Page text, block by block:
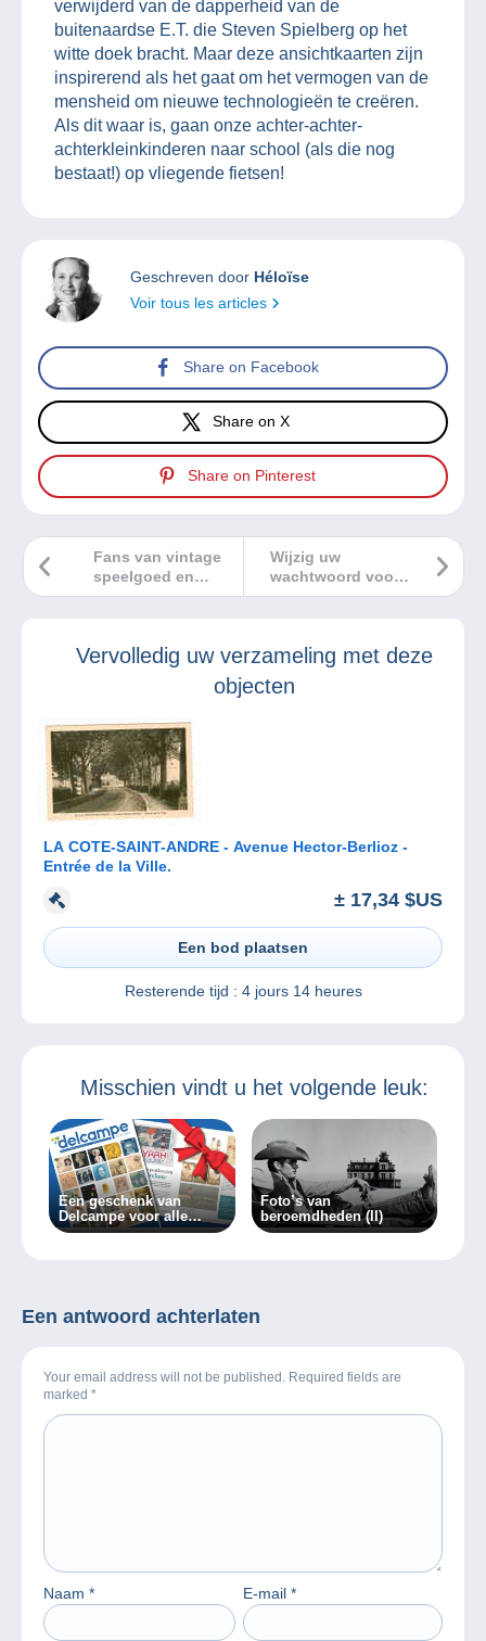
verwijderd van de dapperheid van de
buitenaardse E.T. die Steven Spielberg op het
witte doek bracht. Maar deze ansichtkaarten zijn
inspirerend als het gaat om het vermogen van de
mensheid om nieuwe technologieën te creëren.
Als dit waar is, gaan onze achter-achter-
achterkleinkinderen naar school (als die nog
bestaat!) op vliegende fietsen!
Geschreven door Héloïse
Voir tous les articles
Share on Facebook
Share on X
Share on Pinterest
Wijzig uw
wachtwoord voor
meer veiligheid!
Fans van vintage
speelgoed en
tweedehandsgoederen
Brocantissimo expo
op 1 oktober 2023!
Vervolledig uw verzameling met deze
objecten
LA COTE-SAINT-ANDRE - Avenue Hector-Berlioz -
Entrée de la Ville.
± 17,34 $US
Een bod plaatsen
Resterende tijd : 4 jours 14 heures
Misschien vindt u het volgende leuk:
Een geschenk van
Delcampe voor alle
verzamelaars!
Foto’s van
beroemdheden (II)
Een antwoord achterlaten
Your email address will not be published. Required fields are
marked *
Naam * E-mail *